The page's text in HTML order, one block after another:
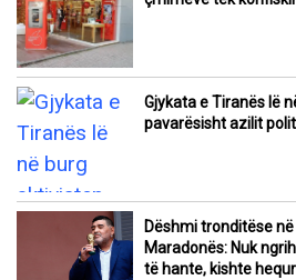
Gjykata e Tiranës lë
pavarësisht azilit
Dëshmi tronditëse
Maradonës: Nuk
të hante, kishte